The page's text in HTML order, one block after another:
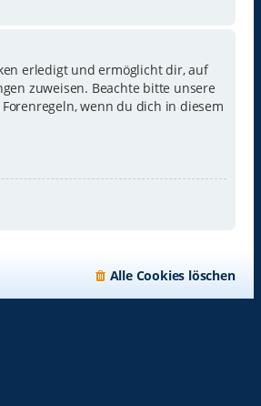
erledigt und ermöglicht dir, auf
zuweisen. Beachte bitte unsere
wenn du dich in diesem
Alle Cookies löschen